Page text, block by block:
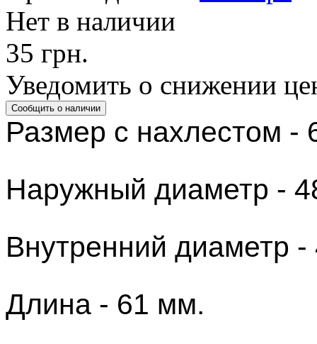
Нет в наличии
35 грн.
Уведомить о снижении
Размер с нахлестом -
Наружный диаметр -
Внутренний диаметр
Длина - 61 мм.